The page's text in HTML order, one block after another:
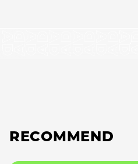
RECOMMEND